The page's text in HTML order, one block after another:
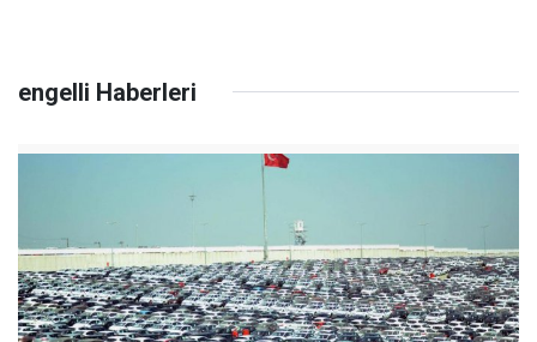
engelli Haberleri